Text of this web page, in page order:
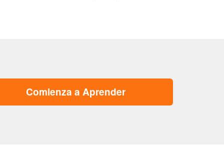
Comienza a Aprender